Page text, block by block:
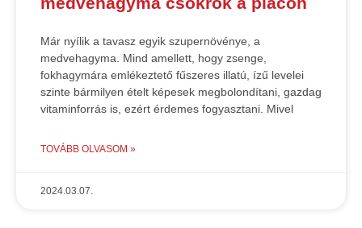
Már nyílik a tavasz egyik szupernövénye, a
medvehagyma. Mind amellett, hogy zsenge,
fokhagymára emlékeztető fűszeres illatú, ízű levelei
szinte bármilyen ételt képesek megbolondítani, gazdag
vitaminforrás is, ezért érdemes fogyasztani. Mivel
TOVÁBB OLVASOM »
2024.03.07.